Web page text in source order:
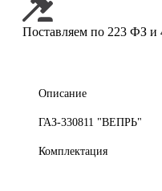
Поставляем по 223 ФЗ и
Описание
ГАЗ-330811 "ВЕПРЬ"
Комплектация